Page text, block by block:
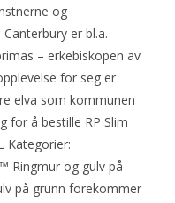
og
er bl.a.
– erkebiskopen av
for seg er
elva som kommunen
for å bestille RP Slim
Kategorier:
Ringmur og gulv på
på grunn forekommer